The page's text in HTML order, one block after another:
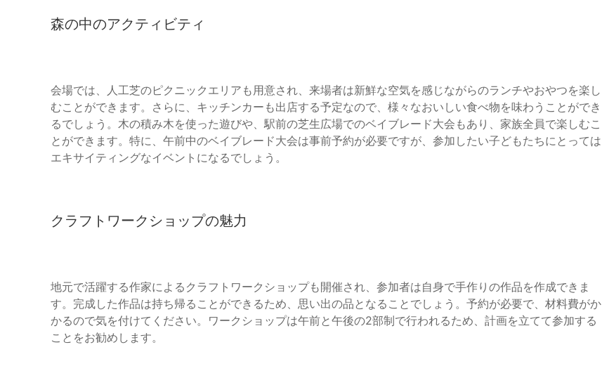
森の中のアクティビティ
会場では、人工芝のピクニックエリアも用意され、来場者は新鮮な空気を感じながらのランチやおやつを楽し
むことができます。さらに、キッチンカーも出店する予定なので、様々なおいしい食べ物を味わうことができ
るでしょう。木の積み木を使った遊びや、駅前の芝生広場でのベイブレード大会もあり、家族全員で楽しむこ
とができます。特に、午前中のベイブレード大会は事前予約が必要ですが、参加したい子どもたちにとっては
エキサイティングなイベントになるでしょう。
クラフトワークショップの魅力
地元で活躍する作家によるクラフトワークショップも開催され、参加者は自身で手作りの作品を作成できま
す。完成した作品は持ち帰ることができるため、思い出の品となることでしょう。予約が必要で、材料費がか
かるので気を付けてください。ワークショップは午前と午後の2部制で行われるため、計画を立てて参加する
ことをお勧めします。